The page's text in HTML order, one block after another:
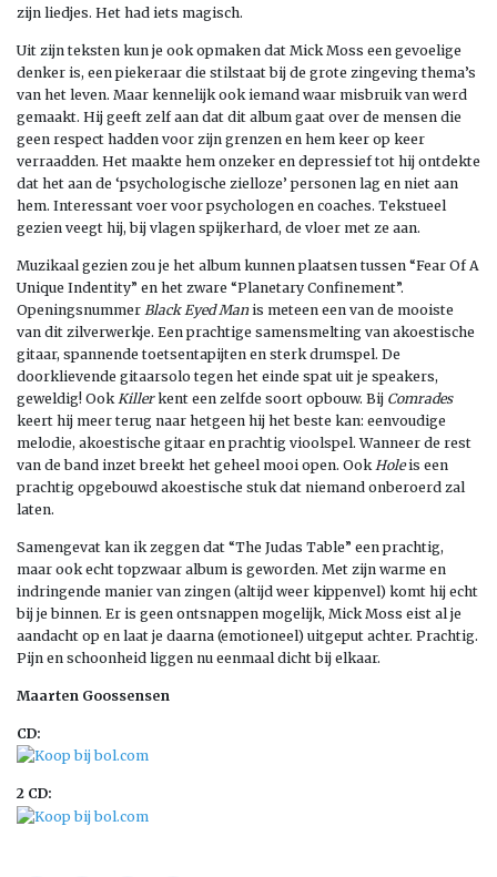
zijn liedjes. Het had iets magisch.
Uit zijn teksten kun je ook opmaken dat Mick Moss een gevoelige
denker is, een piekeraar die stilstaat bij de grote zingeving thema’s
van het leven. Maar kennelijk ook iemand waar misbruik van werd
gemaakt. Hij geeft zelf aan dat dit album gaat over de mensen die
geen respect hadden voor zijn grenzen en hem keer op keer
verraadden. Het maakte hem onzeker en depressief tot hij ontdekte
dat het aan de ‘psychologische zielloze’ personen lag en niet aan
hem. Interessant voer voor psychologen en coaches. Tekstueel
gezien veegt hij, bij vlagen spijkerhard, de vloer met ze aan.
Muzikaal gezien zou je het album kunnen plaatsen tussen “Fear Of A
Unique Indentity” en het zware “Planetary Confinement”.
Openingsnummer Black Eyed Manis meteen een van de mooiste
van dit zilverwerkje. Een prachtige samensmelting van akoestische
gitaar, spannende toetsentapijten en sterk drumspel. De
doorklievende gitaarsolo tegen het einde spat uit je speakers,
geweldig! Ook Killerkent een zelfde soort opbouw. Bij Comrades
keert hij meer terug naar hetgeen hij het beste kan: eenvoudige
melodie, akoestische gitaar en prachtig vioolspel. Wanneer de rest
van de band inzet breekt het geheel mooi open. Ook Holeis een
prachtig opgebouwd akoestische stuk dat niemand onberoerd zal
laten.
Samengevat kan ik zeggen dat “The Judas Table” een prachtig,
maar ook echt topzwaar album is geworden. Met zijn warme en
indringende manier van zingen (altijd weer kippenvel) komt hij echt
bij je binnen. Er is geen ontsnappen mogelijk, Mick Moss eist al je
aandacht op en laat je daarna (emotioneel) uitgeput achter. Prachtig.
Pijn en schoonheid liggen nu eenmaal dicht bij elkaar.
Maarten Goossensen
CD:
2 CD: